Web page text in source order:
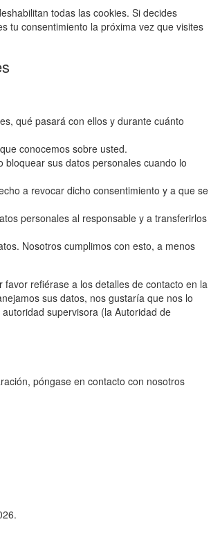
todas las cookies. Si decides
tu consentimiento la próxima vez que visites
qué pasará con ellos y durante cuánto
conocemos sobre usted.
sus datos personales cuando lo
a revocar dicho consentimiento y a que se
personales al responsable y a transferirlos
Nosotros cumplimos con esto, a menos
refiérase a los detalles de contacto en la
sus datos, nos gustaría que nos lo
supervisora (la Autoridad de
póngase en contacto con nosotros